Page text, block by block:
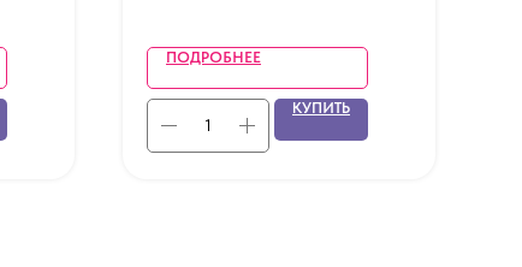
ПОДРОБНЕЕ
КУПИТЬ